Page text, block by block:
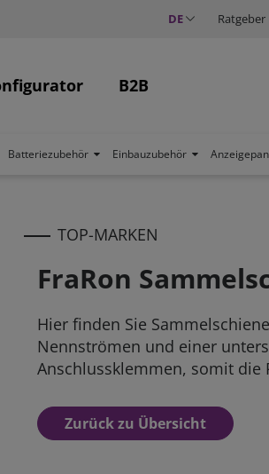
DE Ratgeber
B2B
Batteriezubehör Einbauzubehör
TOP-MARKEN
FraRon
Hier finden Sie
Nennströmen und einer
Anschlussklemmen, somit die
Zurück zu Übersicht